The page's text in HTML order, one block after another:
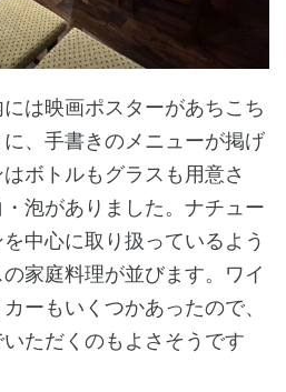
は映画ポスターがあちこち
、手書きのメニューが掲げ
ボトルもグラスも用意さ
泡がありました。ナチュー
中心に取り扱っているよう
家庭料理が並びます。ワイ
ーもいくつかあったので、
ただくのもよさそうです